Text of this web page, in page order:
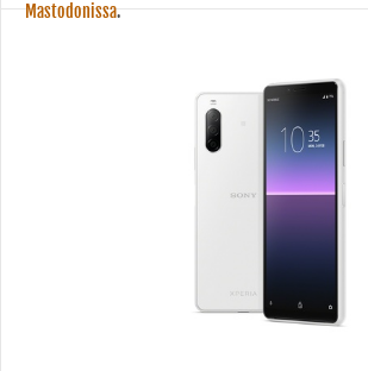
Mastodonissa.